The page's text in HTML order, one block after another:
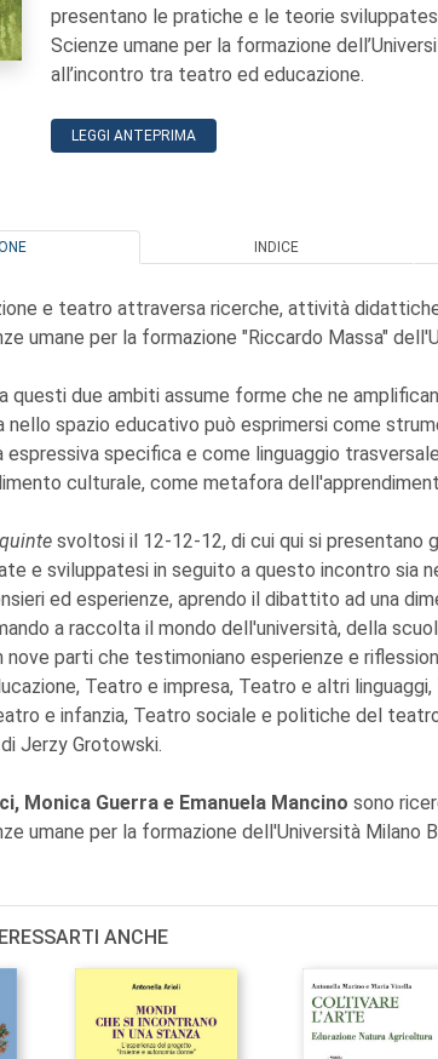
presentano le pratiche e le teorie
Scienze umane per la formazione
all’incontro tra teatro ed educazione.
LEGGI ANTEPRIMA
INDICE
e teatro attraversa ricerche, attività
umane per la formazione "Riccardo Massa"
questi due ambiti assume forme che ne
nello spazio educativo può esprimersi come
espressiva specifica e come linguaggio
culturale, come metafora
svoltosi il 12-12-12, di cui qui si presentano
e sviluppatesi in seguito a questo incontro sia
ed esperienze, aprendo il dibattito ad una
a raccolta il mondo dell'università, della
nove parti che testimoniano esperienze e
Teatro e impresa, Teatro e altri
e infanzia, Teatro sociale e politiche del
Jerzy Grotowski.
Monica Guerra e Emanuela Mancino sono
umane per la formazione dell'Università Milano
ANCHE